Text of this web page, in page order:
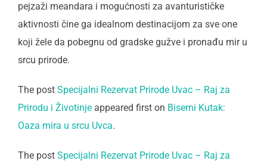
pejzaži meandara i mogućnosti za avanturističke
aktivnosti čine ga idealnom destinacijom za sve one
koji žele da pobegnu od gradske gužve i pronađu mir u
srcu prirode.
The post Specijalni Rezervat Prirode Uvac – Raj za
Prirodu i Životinje appeared first on Biserni Kutak:
Oaza mira u srcu Uvca.
The post Specijalni Rezervat Prirode Uvac – Raj za